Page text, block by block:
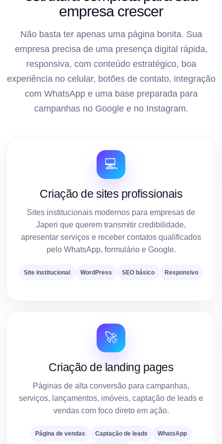
empresa crescer
Não basta ter apenas uma página bonita. Sua
empresa precisa de uma presença digital rápida,
responsiva, com conteúdo estratégico, boa
experiência no celular, botões de contato, integração
com WhatsApp e uma base preparada para
campanhas no Google e no Instagram.
💻
Criação de sites profissionais
Sites institucionais modernos para empresas de
Japeri que querem transmitir credibilidade,
apresentar serviços e receber contatos qualificados
pelo WhatsApp, formulário e Google.
Site institucional WordPress SEO básico Responsivo
🚀
Criação de landing pages
Páginas de alta conversão para campanhas,
serviços, lançamentos, imóveis, captação de leads e
vendas com foco direto em ação.
Página de vendas Captação de leads WhatsApp